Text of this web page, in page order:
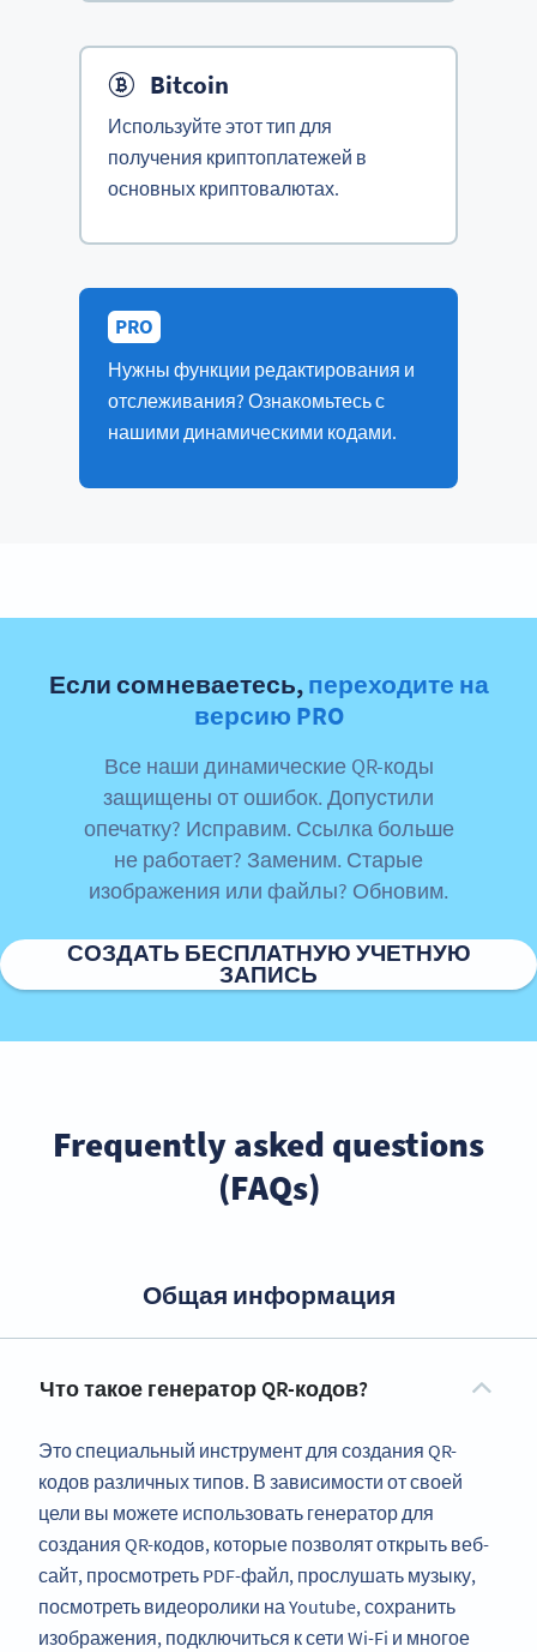
Bitcoin
Используйте этот тип для
получения криптоплатежей в
основных криптовалютах.
PRO
Нужны функции редактирования и
отслеживания? Ознакомьтесь с
нашими динамическими кодами.
Если сомневаетесь,переходите на
версию PRO
Все наши динамические QR-коды
защищены от ошибок. Допустили
опечатку? Исправим. Ссылка больше
не работает? Заменим. Старые
изображения или файлы? Обновим.
СОЗДАТЬ БЕСПЛАТНУЮ УЧЕТНУЮ
ЗАПИСЬ
Frequently asked questions
(FAQs)
Общая информация
Что такое генератор QR-кодов?
Это специальный инструмент для создания QR-
кодов различных типов. В зависимости от своей
цели вы можете использовать генератор для
создания QR-кодов, которые позволят открыть веб-
сайт, просмотреть PDF-файл, прослушать музыку,
посмотреть видеоролики на Youtube, сохранить
изображения, подключиться к сети Wi-Fi и многое